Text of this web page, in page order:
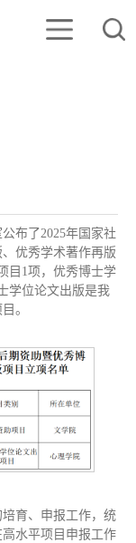
布了2025年国家社
优秀学术著作再版
目1项，优秀博士学
学位论文出版是我
。
育、申报工作，统
水平项目申报工作